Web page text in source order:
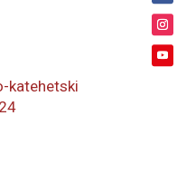
katehetski